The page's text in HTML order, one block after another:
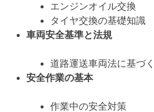
エンジンオイル交換
タイヤ交換の基礎知識
車両安全基準と法規
道路運送車両法に基づ
安全作業の基本
作業中の安全対策